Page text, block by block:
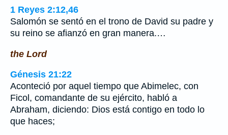
1 Reyes 2:12,46
Salomón se sentó en el trono de David su padre y
su reino se afianzó en gran manera.…
the Lord
Génesis 21:22
Aconteció por aquel tiempo que Abimelec, con
Ficol, comandante de su ejército, habló a
Abraham, diciendo: Dios está contigo en todo lo
que haces;